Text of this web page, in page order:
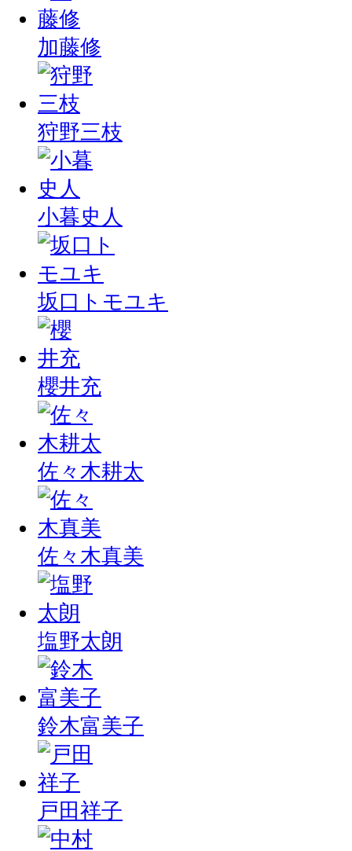
加藤修
狩野三枝
小暮史人
坂口トモユキ
櫻井充
佐々木耕太
佐々木真美
塩野太朗
鈴木富美子
戸田祥子